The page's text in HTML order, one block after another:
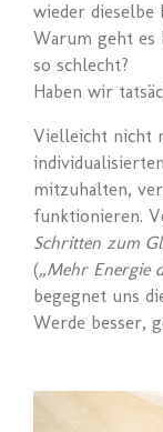
wieder dieselbe
Warum geht es
so schlecht?
Haben wir
Vielleicht nicht
mitzuhalten,
funktionieren.
Schritten zum
(„Mehr Energie
begegnet uns
Werde besser,